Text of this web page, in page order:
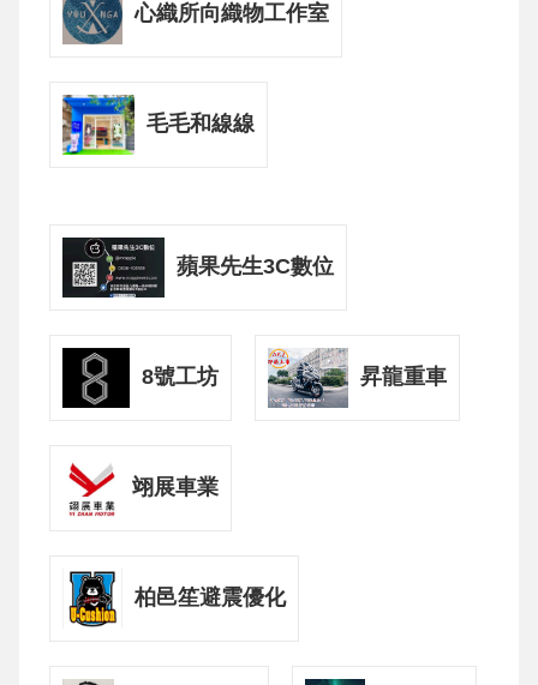
心織所向織物工作室
毛毛和線線
蘋果先生3C數位
8號工坊 昇龍重車
翊展車業
柏邑笙避震優化